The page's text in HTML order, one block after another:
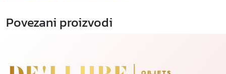
Povezani proizvodi